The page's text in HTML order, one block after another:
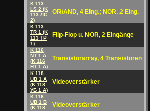
K 113
LS 2 (K
113 ЛC
2)
OR/AND, 4 Eing.; NOR, 2 Eing.
K 113
TR 1 (K
113 TP
1)
Flip-Flop u. NOR, 2 Eingänge
K 116
NT 1 A
(K 116
HT 1 A)
Transistorarray, 4 Transistoren
K 118
UB 1 A
(K 118
УБ 1 A)
Videoverstärker
K 118
UB 1 B
(K 118
Videoverstärker